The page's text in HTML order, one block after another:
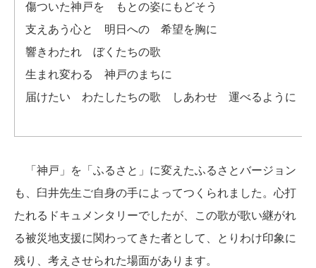
傷ついた神戸を もとの姿にもどそう
支えあう心と 明日への 希望を胸に
響きわたれ ぼくたちの歌
生まれ変わる 神戸のまちに
届けたい わたしたちの歌 しあわせ 運べるように
「神戸」を「ふるさと」に変えたふるさとバージョン
も、臼井先生ご自身の手によってつくられました。心打
たれるドキュメンタリーでしたが、この歌が歌い継がれ
る被災地支援に関わってきた者として、とりわけ印象に
残り、考えさせられた場面があります。